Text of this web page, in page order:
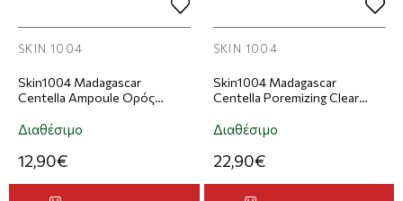
SKIN 1004
Skin1004 Madagascar
Centella Ampoule Ορός
Διαθέσιμο
12,90€
SKIN 1004
Skin1004 Madagascar
Centella Poremizing Clear
210ml
Διαθέσιμο
22,90€